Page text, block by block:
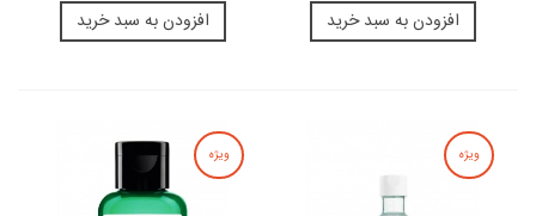
افزودن به سبد خرید افزودن به سبد خرید
ویژه ویژه